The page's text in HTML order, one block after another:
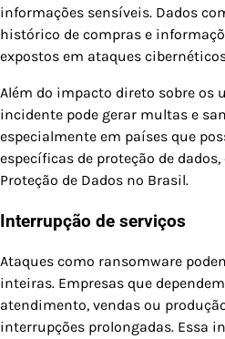
informações sensíveis. Dados
histórico de compras e
expostos em ataques
Além do impacto direto sobre os
incidente pode gerar multas e
especialmente em países que
específicas de proteção de dados,
Proteção de Dados no Brasil.
Interrupção de serviços
Ataques como ransomware
inteiras. Empresas que
atendimento, vendas ou
interrupções prolongadas. Essa